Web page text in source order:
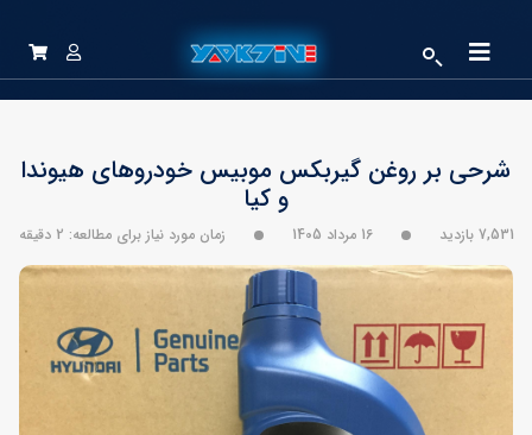
شرحی بر روغن گیربکس موبیس خودروهای هیوندا
و کیا
7,531 بازدید 16 مرداد 1405 زمان مورد نیاز برای مطالعه: 2 دقیقه